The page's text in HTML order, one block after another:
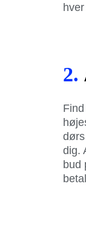
2.
dig.
bud